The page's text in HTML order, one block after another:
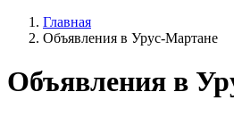
Главная
Объявления в Урус-Мартане
Объявления в